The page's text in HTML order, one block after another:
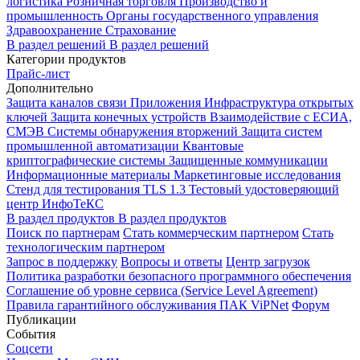
промышленность Органы государственного управления
Здравоохранение Страхование
В раздел решений В раздел решений
Категории продуктов
Прайс-лист
Дополнительно
Защита каналов связи Приложения Инфраструктура открытых
ключей Защита конечных устройств Взаимодействие с ЕСИА,
СМЭВ Системы обнаружения вторжений Защита систем
промышленной автоматизации Квантовые
криптографические системы Защищенные коммуникации
Информационные материалы Маркетинговые исследования
Стенд для тестирования TLS 1.3 Тестовый удостоверяющий
центр ИнфоТеКС
В раздел продуктов В раздел продуктов
Поиск по партнерам Стать коммерческим партнером Стать
технологическим партнером
Запрос в поддержку Вопросы и ответы Центр загрузок
Политика разработки безопасного программного обеспечения
Соглашение об уровне сервиса (Service Level Agreement)
Правила гарантийного обслуживания ПАК ViPNet Форум
Публикации
События
Соцсети